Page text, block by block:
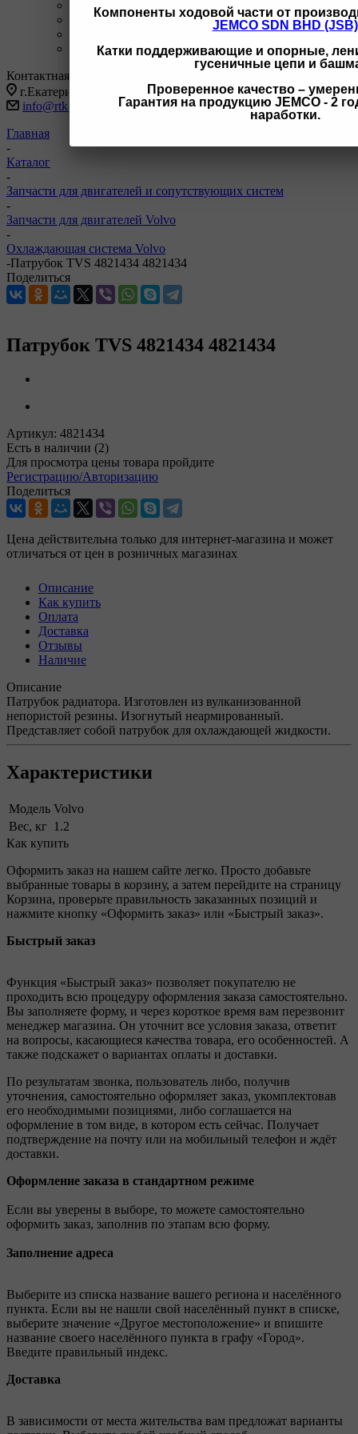
Компоненты ходовой части от
JEMCO SDN BHD (JSB)
Катки поддерживающие и опорные,
гусеничные цепи и
Проверенное качество –
Гарантия на продукцию JEMCO - 2
наработки.
+7 3462 77-41-47
С 9-18 ОП г Сургут
+7 922 126 9 000 С 9-18 ОП г Новый Уренгой
С 9-18 ОП г Иркутск
Заказать звонок
Контактная информация
г.Екатеринбург, ул Черняховского 86 корп 9/3
info@rtk-parts.ru
Главная
-
Каталог
-
Запчасти для двигателей и сопутствующих систем
-
Запчасти для двигателей Volvo
-
Охлаждающая система Volvo
-Патрубок TVS 4821434 4821434
Поделиться
Патрубок TVS 4821434 4821434
Артикул: 4821434
Есть в наличии (2)
Для просмотра цены товара пройдите
Регистрацию/Авторизацию
Поделиться
Цена действительна только для интернет-магазина и может
отличаться от цен в розничных магазинах
Описание
Как купить
Оплата
Доставка
Отзывы
Наличие
Описание
Патрубок радиатора. Изготовлен из вулканизованной
непористой резины. Изогнутый неармированный.
Представляет собой патрубок для охлаждающей жидкости.
Характеристики
Модель Volvo
Вес, кг
1.2
Как купить
Оформить заказ на нашем сайте легко. Просто добавьте
выбранные товары в корзину, а затем перейдите на страницу
Корзина, проверьте правильность заказанных позиций и
нажмите кнопку «Оформить заказ» или «Быстрый заказ».
Быстрый заказ
Функция «Быстрый заказ» позволяет покупателю не
проходить всю процедуру оформления заказа самостоятельно.
Вы заполняете форму, и через короткое время вам перезвонит
менеджер магазина. Он уточнит все условия заказа, ответит
на вопросы, касающиеся качества товара, его особенностей. А
также подскажет о вариантах оплаты и доставки.
По результатам звонка, пользователь либо, получив
уточнения, самостоятельно оформляет заказ, укомплектовав
его необходимыми позициями, либо соглашается на
оформление в том виде, в котором есть сейчас. Получает
подтверждение на почту или на мобильный телефон и ждёт
доставки.
Оформление заказа в стандартном режиме
Если вы уверены в выборе, то можете самостоятельно
оформить заказ, заполнив по этапам всю форму.
Заполнение адреса
Выберите из списка название вашего региона и населённого
пункта. Если вы не нашли свой населённый пункт в списке,
выберите значение «Другое местоположение» и впишите
название своего населённого пункта в графу «Город».
Введите правильный индекс.
Доставка
В зависимости от места жительства вам предложат варианты